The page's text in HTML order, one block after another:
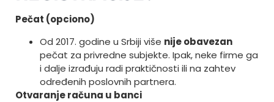
Pečat (opciono)
Od 2017. godine u Srbiji više nije obavezan
pečat za privredne subjekte. Ipak, neke firme ga
i dalje izrađuju radi praktičnosti ili na zahtev
određenih poslovnih partnera.
Otvaranje računa u banci